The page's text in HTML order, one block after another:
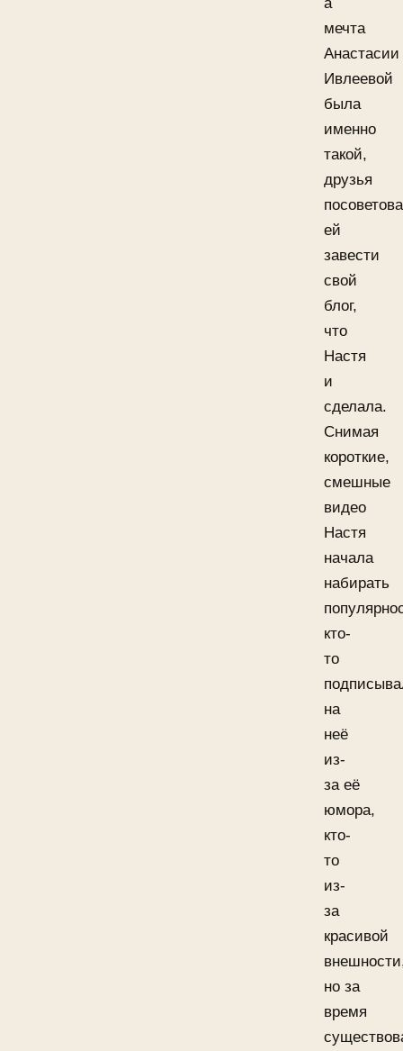
мечта
Анастасии
Ивлеевой
была
именно
такой,
друзья
ей
завести
свой
блог,
что
Настя
и
сделала.
Снимая
короткие,
смешные
видео
Настя
начала
набирать
кто-
то
на
неё
из-
за её
юмора,
кто-
то
из-
за
красивой
но за
время